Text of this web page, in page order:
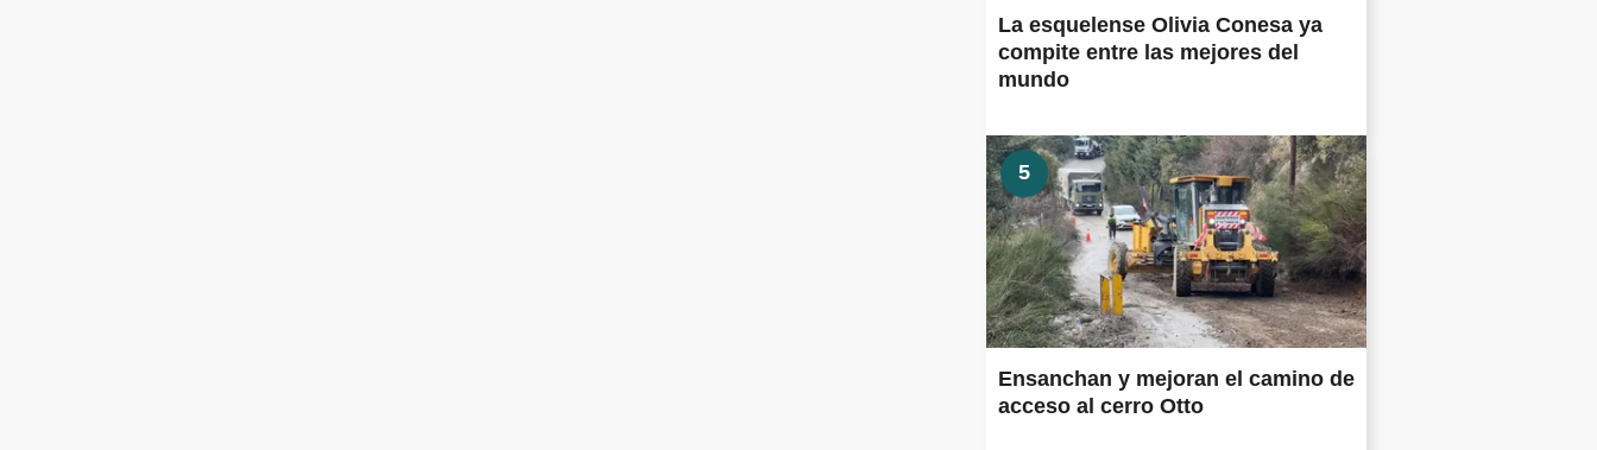
La esquelense Olivia Conesa ya
compite entre las mejores del
mundo
5
Ensanchan y mejoran el camino de
acceso al cerro Otto